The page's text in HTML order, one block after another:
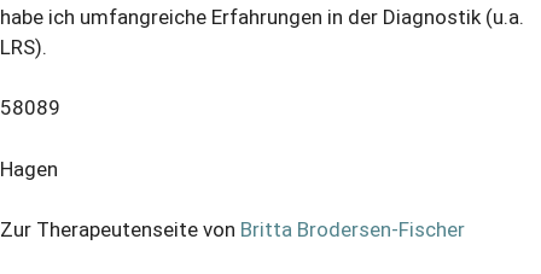
habe ich umfangreiche Erfahrungen in der Diagnostik (u.a.
LRS).
58089
Hagen
Zur Therapeutenseite von Britta Brodersen-Fischer